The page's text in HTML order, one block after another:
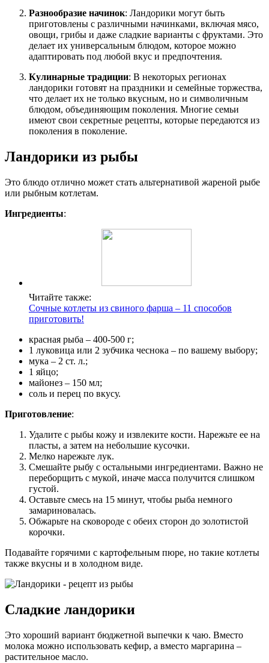
Разнообразие начинок: Ландорики могут быть
приготовлены с различными начинками, включая мясо,
овощи, грибы и даже сладкие варианты с фруктами. Это
делает их универсальным блюдом, которое можно
адаптировать под любой вкус и предпочтения.
Кулинарные традиции: В некоторых регионах
ландорики готовят на праздники и семейные торжества,
что делает их не только вкусным, но и символичным
блюдом, объединяющим поколения. Многие семьи
имеют свои секретные рецепты, которые передаются из
поколения в поколение.
Ландорики из рыбы
Это блюдо отлично может стать альтернативой жареной рыбе
или рыбным котлетам.
Ингредиенты:
Читайте также:
Сочные котлеты из свиного фарша – 11 способов
приготовить!
красная рыба – 400-500 г;
1 луковица или 2 зубчика чеснока – по вашему выбору;
мука – 2 ст. л.;
1 яйцо;
майонез – 150 мл;
соль и перец по вкусу.
Приготовление:
Удалите с рыбы кожу и извлеките кости. Нарежьте ее на
пласты, а затем на небольшие кусочки.
Мелко нарежьте лук.
Смешайте рыбу с остальными ингредиентами. Важно не
переборщить с мукой, иначе масса получится слишком
густой.
Оставьте смесь на 15 минут, чтобы рыба немного
замариновалась.
Обжарьте на сковороде с обеих сторон до золотистой
корочки.
Подавайте горячими с картофельным пюре, но такие котлеты
также вкусны и в холодном виде.
Сладкие ландорики
Это хороший вариант бюджетной выпечки к чаю. Вместо
молока можно использовать кефир, а вместо маргарина –
растительное масло.